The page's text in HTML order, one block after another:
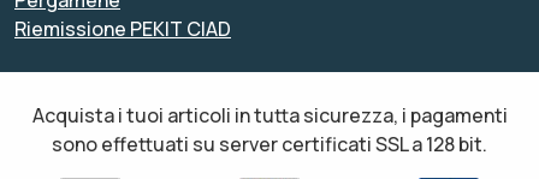
Riemissione PEKIT CIAD
Acquista i tuoi articoli in tutta sicurezza, i pagamenti
sono effettuati su server certificati SSL a 128 bit.